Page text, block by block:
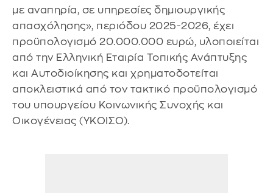
με αναπηρία, σε υπηρεσίες δημιουργικής
απασχόλησης», περιόδου 2025-2026, έχει
προϋπολογισμό 20.000.000 ευρώ, υλοποιείται
από την Ελληνική Εταιρία Τοπικής Ανάπτυξης
και Αυτοδιοίκησης και χρηματοδοτείται
αποκλειστικά από τον τακτικό προϋπολογισμό
του υπουργείου Κοινωνικής Συνοχής και
Οικογένειας (ΥΚΟΙΣΟ).